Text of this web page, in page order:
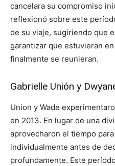
cancelara su compromiso
reflexionó sobre este
de su viaje, sugiriendo que
garantizar que estuvieran
finalmente se reunieran.
Gabrielle Unión y
Union y Wade
en 2013. En lugar de una
aprovecharon el tiempo
individualmente antes de
profundamente. Este